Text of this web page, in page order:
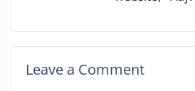
Leave a Comment